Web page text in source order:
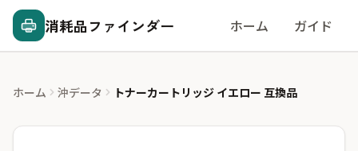
消耗品ファインダー ホーム ガイド
ホーム 沖データ トナーカートリッジ イエロー 互換品